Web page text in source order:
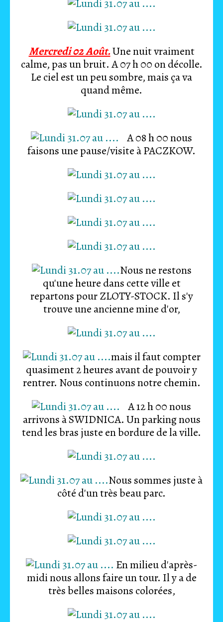
Mercredi 02 Août.Une nuit vraiment
calme, pas un bruit. A 07 h 00 on décolle.
Le ciel est un peu sombre, mais ça va
quand même.
A 08 h 00 nous
faisons une pause/visite à PACZKOW.
Nous ne restons
qu'une heure dans cette ville et
repartons pour ZLOTY-STOCK. Il s'y
trouve une ancienne mine d'or,
mais il faut compter
quasiment 2 heures avant de pouvoir y
rentrer. Nous continuons notre chemin.
A 12 h 00 nous
arrivons à SWIDNICA. Un parking nous
tend les bras juste en bordure de la ville.
Nous sommes juste à
côté d'un très beau parc.
En milieu d'après-
midi nous allons faire un tour. Il y a de
très belles maisons colorées,